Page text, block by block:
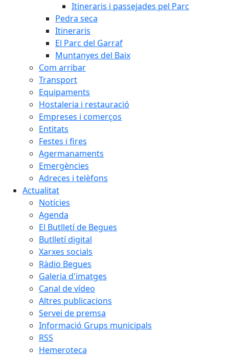
Itineraris i passejades pel Parc
Pedra seca
Itineraris
El Parc del Garraf
Muntanyes del Baix
Com arribar
Transport
Equipaments
Hostaleria i restauració
Empreses i comerços
Entitats
Festes i fires
Agermanaments
Emergències
Adreces i telèfons
Actualitat
Notícies
Agenda
El Butlletí de Begues
Butlletí digital
Xarxes socials
Ràdio Begues
Galeria d'imatges
Canal de vídeo
Altres publicacions
Servei de premsa
Informació Grups municipals
RSS
Hemeroteca